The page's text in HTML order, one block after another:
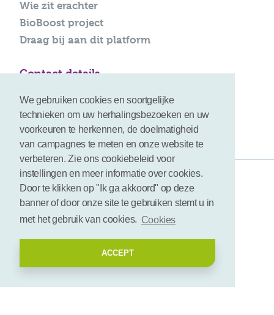
We gebruiken cookies en soortgelijke
technieken om uw herhalingsbezoeken en uw
voorkeuren te herkennen, de doelmatigheid
van campagnes te meten en onze website te
verbeteren. Zie ons cookiebeleid voor
instellingen en meer informatie over cookies.
Door te klikken op "Ik ga akkoord" op deze
banner of door onze site te gebruiken stemt u in
met het gebruik van cookies. Cookies
ACCEPT
Wie zit erachter
BioBoost project
Draag bij aan dit platform
Contact details
info@bioboost-platform.com
Gebruiksvoorwaarden
Disclaimer